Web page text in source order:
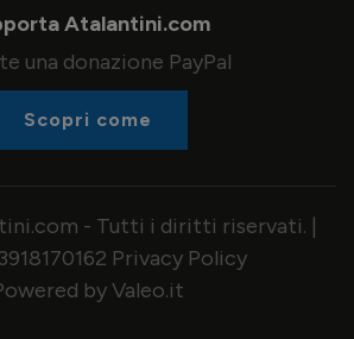
Atalantini.com
una donazione PayPal
Scopri come
- Tutti i diritti riservati. |
Privacy Policy
by Valeo.it